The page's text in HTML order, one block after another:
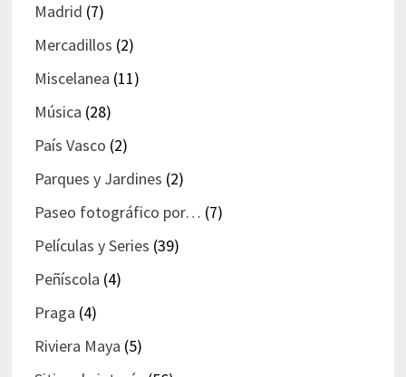
Madrid (7)
Mercadillos (2)
Miscelanea (11)
Música (28)
País Vasco (2)
Parques y Jardines (2)
Paseo fotográfico por… (7)
Películas y Series (39)
Peñíscola (4)
Praga (4)
Riviera Maya (5)